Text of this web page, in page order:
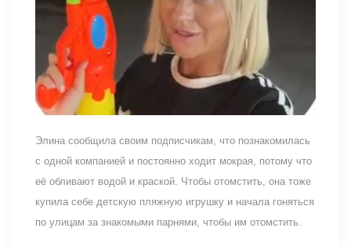
Элина сообщила своим подписчикам, что познакомилась
с одной компанией и постоянно ходит мокрая, потому что
её обливают водой и краской. Чтобы отомстить, она тоже
купила себе детскую пляжную игрушку и начала гоняться
по улицам за знакомыми парнями, чтобы им отомстить.